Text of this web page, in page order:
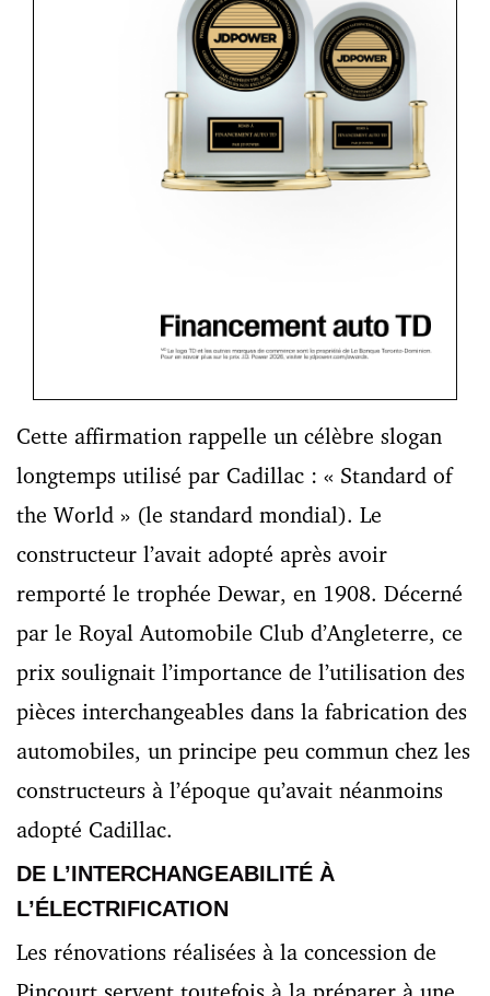
Cette affirmation rappelle un célèbre slogan
longtemps utilisé par Cadillac : « Standard of
the World » (le standard mondial). Le
constructeur l’avait adopté après avoir
remporté le trophée Dewar, en 1908. Décerné
par le Royal Automobile Club d’Angleterre, ce
prix soulignait l’importance de l’utilisation des
pièces interchangeables dans la fabrication des
automobiles, un principe peu commun chez les
constructeurs à l’époque qu’avait néanmoins
adopté Cadillac.
DE L’INTERCHANGEABILITÉ À
L’ÉLECTRIFICATION
Les rénovations réalisées à la concession de